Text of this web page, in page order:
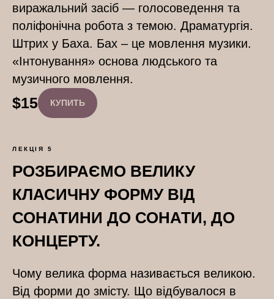
виражальний засіб — голосоведення та
поліфонічна робота з темою. Драматургія.
Штрих у Баха. Бах – це мовлення музики.
«Інтонування» основа людського та
музичного мовлення.
$15 КУПИТЬ
ЛЕКЦІЯ 5
РОЗБИРАЄМО ВЕЛИКУ
КЛАСИЧНУ ФОРМУ ВІД
СОНАТИНИ ДО СОНАТИ, ДО
КОНЦЕРТУ.
Чому велика форма називається великою.
Від форми до змісту. Що відбувалося в